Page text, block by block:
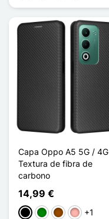
Capa Oppo A5 5G / 4G
Textura de fibra de
carbono
14,99 €
PretoVerdeCastanho
Ouro rosa
+1